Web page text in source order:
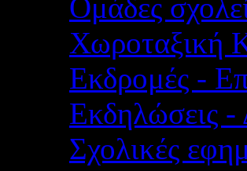
Ομάδες
Χωροταξική
Εκδρομές -
Εκδηλώσεις -
Σχολικές